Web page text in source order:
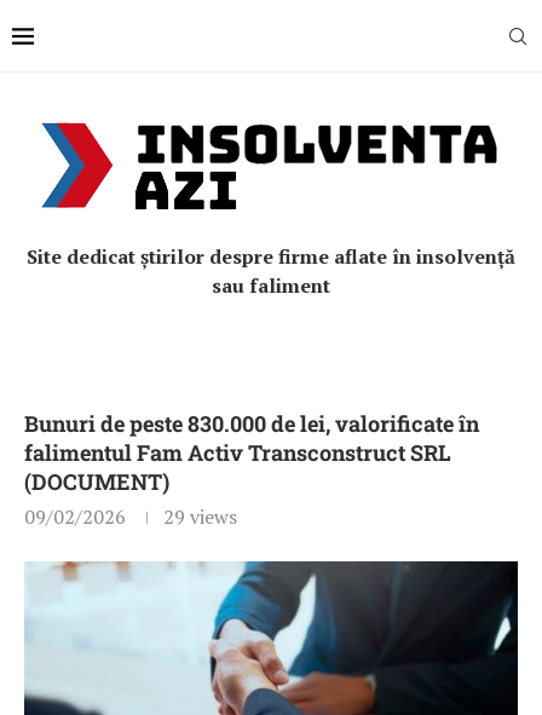
Site dedicat știrilor despre firme aflate în insolvență
sau faliment
Bunuri de peste 830.000 de lei, valorificate în
falimentul Fam Activ Transconstruct SRL
(DOCUMENT)
09/02/2026 29 views